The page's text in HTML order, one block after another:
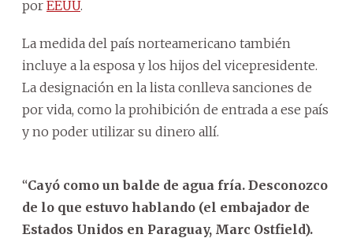
por EEUU.
La medida del país norteamericano también
incluye a la esposa y los hijos del vicepresidente.
La designación en la lista conlleva sanciones de
por vida, como la prohibición de entrada a ese país
y no poder utilizar su dinero allí.
“Cayó como un balde de agua fría. Desconozco
de lo que estuvo hablando (el embajador de
Estados Unidos en Paraguay, Marc Ostfield).